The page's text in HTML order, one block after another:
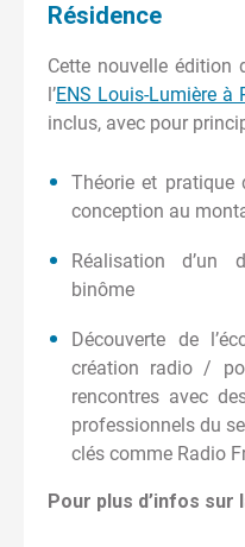
Résidence
Cette nouvelle édition
l’ENS Louis-Lumière à
inclus, avec pour
Théorie et pratique
conception au
Réalisation d’un
binôme
Découverte de
création radio /
rencontres avec
professionnels du
clés comme Radio
Pour plus d’infos sur